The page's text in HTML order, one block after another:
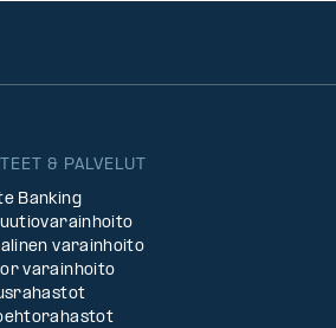
& PALVELUT
Banking
varainhoito
varainhoito